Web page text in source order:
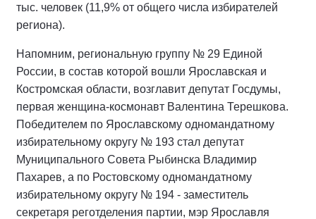
тыс. человек (11,9% от общего числа избирателей
региона).
Напомним, региональную группу № 29 Единой
России, в состав которой вошли Ярославская и
Костромская области, возглавит депутат Госдумы,
первая женщина-космонавт Валентина Терешкова.
Победителем по Ярославскому одномандатному
избирательному округу № 193 стал депутат
Муниципального Совета Рыбинска Владимир
Пахарев, а по Ростовскому одномандатному
избирательному округу № 194 - заместитель
секретаря реготделения партии, мэр Ярославля